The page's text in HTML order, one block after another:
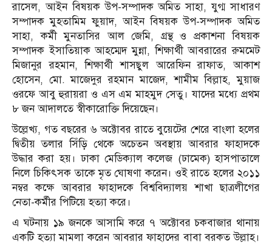
রাসেল, আইন বিষয়ক উপ-সম্পাদক অমিত সাহা, যুগ্ম সাধারণ
সম্পাদক মুহতামিম ফুয়াদ, আইন বিষয়ক উপ-সম্পাদক অমিত
সাহা, কর্মী মুনতাসির আল জেমি, গ্রন্থ ও প্রকাশনা বিষয়ক
সম্পাদক ইসাতিয়াক আহম্মেদ মুন্না, শিক্ষার্থী আবরারের রুমমেট
মিজানুর রহমান, শিক্ষার্থী শাসছুল আরেফিন রাফাত, আকাশ
হোসেন, মো. মাজেদুর রহমান মাজেদ, শামীম বিল্লাহ, মুয়াজ
ওরফে আবু হুরায়রা ও এস এম মাহমুদ সেতু। যাদের মধ্যে প্রথম
৮ জন আদালতে স্বীকারোক্তি দিয়েছেন।
উল্লেখ্য, গত বছরের ৬ অক্টোবর রাতে বুয়েটের শেরে বাংলা হলের
দ্বিতীয় তলার সিঁড়ি থেকে অচেতন অবস্থায় আবরার ফাহাদকে
উদ্ধার করা হয়। ঢাকা মেডিক্যাল কলেজ (ঢামেক) হাসপাতালে
নিলে চিকিৎসক তাকে মৃত ঘোষণা করেন। ওই রাতে হলের ২০১১
নম্বর কক্ষে আবরার ফাহাদকে বিশ্ববিদ্যালয় শাখা ছাত্রলীগের
নেতা-কর্মীর পিটিয়ে হত‌্যা করে।
এ ঘটনায় ১৯ জনকে আসামি করে ৭ অক্টোবর চকবাজার থানায়
একটি হত্যা মামলা করেন আবরার ফাহাদের বাবা বরকত উল্লাহ।